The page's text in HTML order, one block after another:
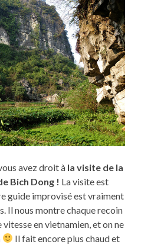
avez droit à la visite de la
Bich Dong ! La visite est
guide improvisé est vraiment
Il nous montre chaque recoin
en vietnamien, et on ne
Il fait encore plus chaud et